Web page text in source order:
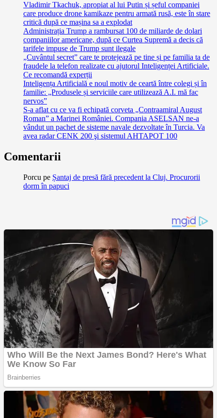
Vladimir Tkachuk, apropiat al lui Putin și șeful companiei
care produce drone kamikaze pentru armată rusă, este în stare
critică după ce mașina sa a explodat
Administrația Trump a rambursat 100 de miliarde de dolari
companiilor americane, după ce Curtea Supremă a decis că
tarifele impuse de Trump sunt ilegale
„Cuvântul secret” care te protejează pe tine și pe familia ta de
fraudele la telefon realizate cu ajutorul Inteligenței Artificiale.
Ce recomandă experții
Inteligența Artificială e noul motiv de ceartă între colegi și în
familie: „Produsele și serviciile care utilizează A.I. mă fac
nervos”
S-a aflat cu ce va fi echipată corveta „Contraamiral August
Roman” a Marinei României. Compania ASELSAN ne-a
vândut un pachet de sisteme navale dezvoltate în Turcia. Va
avea radar CENK 200 şi sistemul AHTAPOT 100
Comentarii
Porcu pe Șantaj de presă fără precedent la Cluj. Procurorii
dorm în papuci